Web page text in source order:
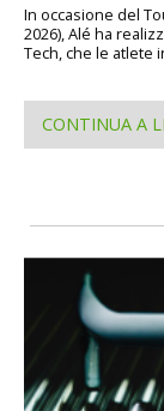
In occasione del
2026), Alé ha
Tech, che le atlete
CONTINUA A